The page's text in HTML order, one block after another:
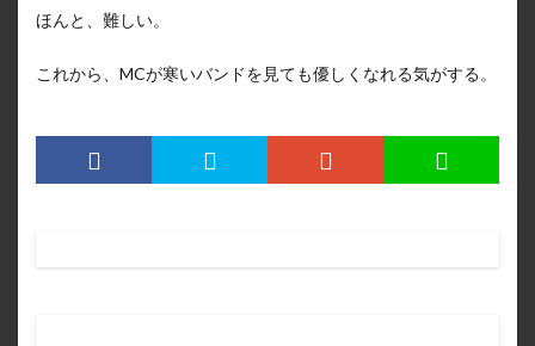
ほんと、難しい。
これから、MCが寒いバンドを見ても優しくなれる気がする。